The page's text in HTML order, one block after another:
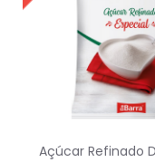
Açúcar Refinado